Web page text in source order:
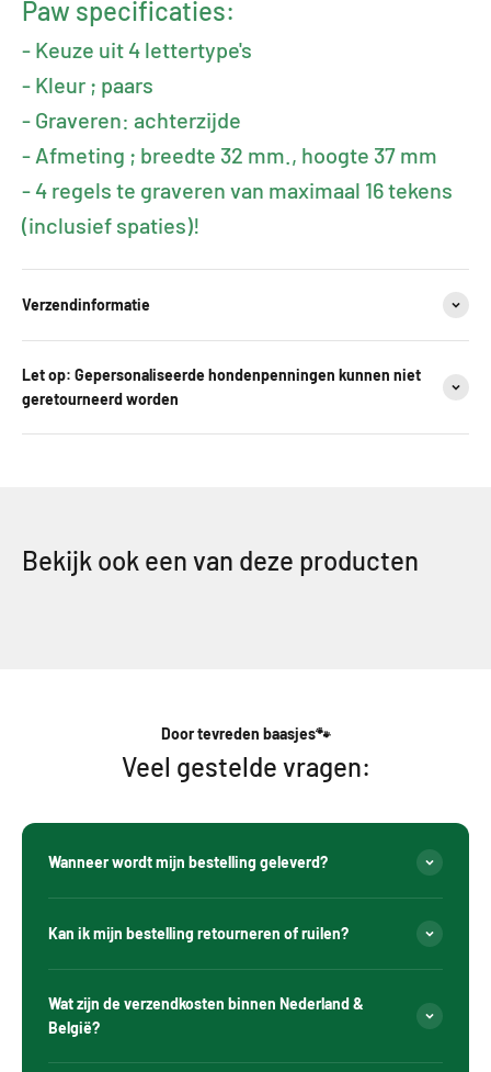
Paw specificaties:
- Keuze uit 4 lettertype's
- Kleur ; paars
- Graveren: achterzijde
- Afmeting ; breedte 32 mm., hoogte 37 mm
- 4 regels te graveren van maximaal 16 tekens
(inclusief spaties)!
Verzendinformatie
Let op: Gepersonaliseerde hondenpenningen kunnen niet
geretourneerd worden
Bekijk ook een van deze producten
Door tevreden baasjes🐾
Veel gestelde vragen:
Wanneer wordt mijn bestelling geleverd?
Kan ik mijn bestelling retourneren of ruilen?
Wat zijn de verzendkosten binnen Nederland &
België?